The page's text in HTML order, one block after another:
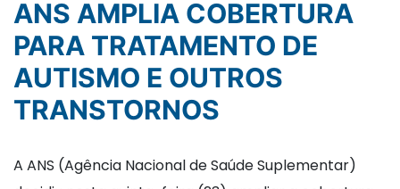
ANS AMPLIA COBERTURA
PARA TRATAMENTO DE
AUTISMO E OUTROS
TRANSTORNOS
A ANS (Agência Nacional de Saúde Suplementar)